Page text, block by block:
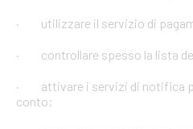
· utilizzare il servizio di
· controllare spesso la lista dei
· attivare i servizi di notifica
conto;